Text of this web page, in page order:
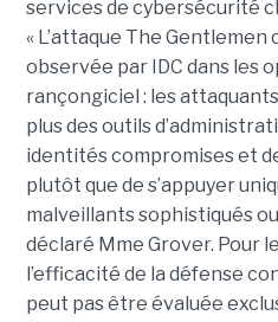
services de cybersécurité
« L’attaque The
observée par IDC dans les
rançongiciel : les
plus des outils
identités compromises et
plutôt que de s’appuyer
malveillants sophistiqués
déclaré Mme Grover. Pour
l’efficacité de la défense
peut pas être évaluée